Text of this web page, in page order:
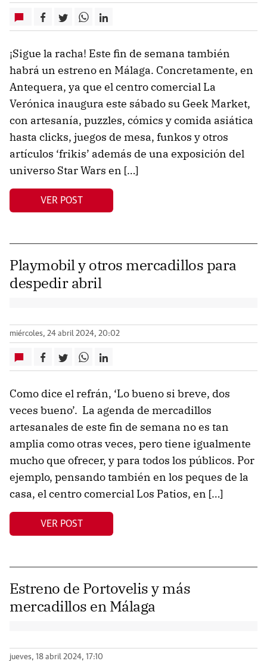
¡Sigue la racha! Este fin de semana también
habrá un estreno en Málaga. Concretamente, en
Antequera, ya que el centro comercial La
Verónica inaugura este sábado su Geek Market,
con artesanía, puzzles, cómics y comida asiática
hasta clicks, juegos de mesa, funkos y otros
artículos ‘frikis’ además de una exposición del
universo Star Wars en […]
VER POST
Playmobil y otros mercadillos para
despedir abril
miércoles, 24 abril 2024, 20:02
Como dice el refrán, ‘Lo bueno si breve, dos
veces bueno’. La agenda de mercadillos
artesanales de este fin de semana no es tan
amplia como otras veces, pero tiene igualmente
mucho que ofrecer, y para todos los públicos. Por
ejemplo, pensando también en los peques de la
casa, el centro comercial Los Patios, en […]
VER POST
Estreno de Portovelis y más
mercadillos en Málaga
jueves, 18 abril 2024, 17:10